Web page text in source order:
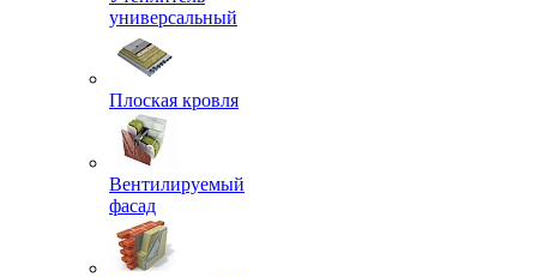
универсальный
Плоская кровля
Вентилируемый
фасад